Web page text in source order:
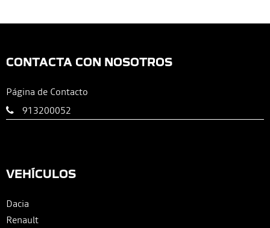
CONTACTA CON NOSOTROS
Página de Contacto
913200052
VEHÍCULOS
Dacia
Renault